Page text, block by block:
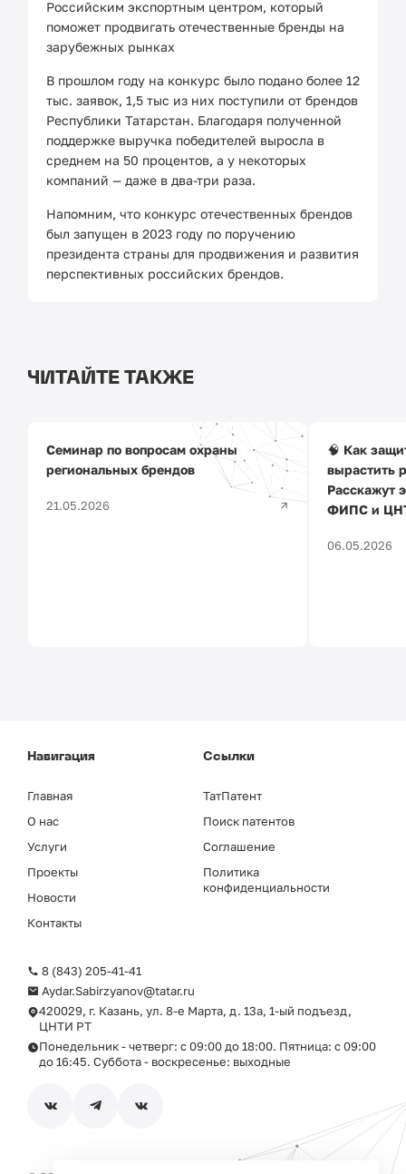
Российским экспортным центром, который
поможет продвигать отечественные бренды на
зарубежных рынках
В прошлом году на конкурс было подано более 12
тыс. заявок, 1,5 тыс из них поступили от брендов
Республики Татарстан. Благодаря полученной
поддержке выручка победителей выросла в
среднем на 50 процентов, а у некоторых
компаний — даже в два-три раза.
Напомним, что конкурс отечественных брендов
был запущен в 2023 году по поручению
президента страны для продвижения и развития
перспективных российских брендов.
ЧИТАЙТЕ ТАКЖЕ
Семинар по вопросам охраны
региональных брендов
21.05.2026
🧠 Как
вырастить
Расскажут
ФИПС и
06.05.2026
8 (843) 205-41-41
Aydar.Sabirzyanov@tatar.ru
420029, г. Казань, ул. 8-е Марта, д. 13а, 1-ый подъезд,
ЦНТИ РТ
Понедельник - четверг: с 09:00 до 18:00. Пятница: с 09:00
до 16:45. Суббота - воскресенье: выходные
Навигация
Главная
О нас
Услуги
Проекты
Новости
Контакты
Ссылки
ТатПатент
Поиск патентов
Соглашение
Политика
конфиденциальности